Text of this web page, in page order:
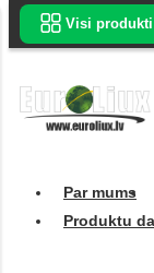
Par mums
Produktu
Visi produkti